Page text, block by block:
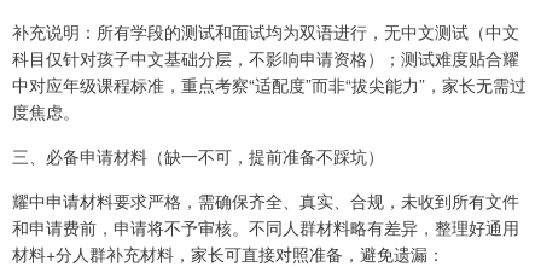
补充说明：所有学段的测试和面试均为双语进行，无中文测试（中文
科目仅针对孩子中文基础分层，不影响申请资格）；测试难度贴合耀
中对应年级课程标准，重点考察“适配度”而非“拔尖能力”，家长无需过
度焦虑。
三、必备申请材料（缺一不可，提前准备不踩坑）
耀中申请材料要求严格，需确保齐全、真实、合规，未收到所有文件
和申请费前，申请将不予审核。不同人群材料略有差异，整理好通用
材料+分人群补充材料，家长可直接对照准备，避免遗漏：